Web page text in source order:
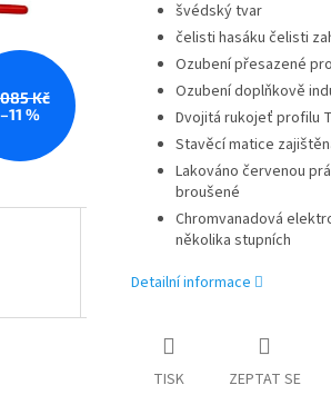
Kč
–11 %
švédský tvar
čelisti hasáku čelisti
Ozubení přesazené
Ozubení doplňkově
Dvojitá rukojeť profilu T
Stavěcí matice
Lakováno červenou
broušené
Chromvanadová
několika stupních
Detailní informace
TISK ZEPTAT SE